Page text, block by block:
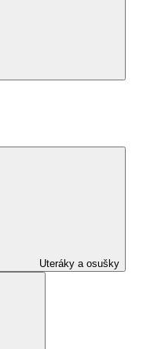
Uteráky a osušky